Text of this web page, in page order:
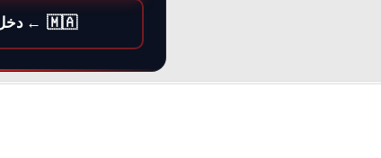
🇲🇦 ← دخل لـ CasaCourses Pro